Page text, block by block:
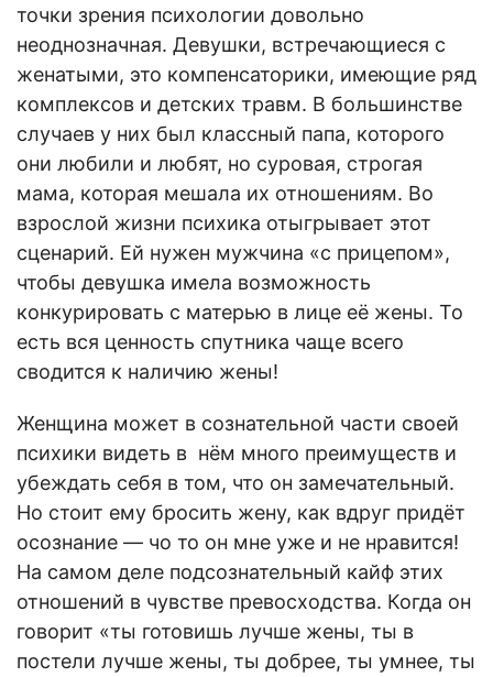
точки зрения психологии довольно
неоднозначная. Девушки, встречающиеся с
женатыми, это компенсаторики, имеющие ряд
комплексов и детских травм. В большинстве
случаев у них был классный папа, которого
они любили и любят, но суровая, строгая
мама, которая мешала их отношениям. Во
взрослой жизни психика отыгрывает этот
сценарий. Ей нужен мужчина «с прицепом»,
чтобы девушка имела возможность
конкурировать с матерью в лице её жены. То
есть вся ценность спутника чаще всего
сводится к наличию жены!
Женщина может в сознательной части своей
психики видеть в нём много преимуществ и
убеждать себя в том, что он замечательный.
Но стоит ему бросить жену, как вдруг придёт
осознание — чо то он мне уже и не нравится!
На самом деле подсознательный кайф этих
отношений в чувстве превосходства. Когда он
говорит «ты готовишь лучше жены, ты в
постели лучше жены, ты добрее, ты умнее, ты